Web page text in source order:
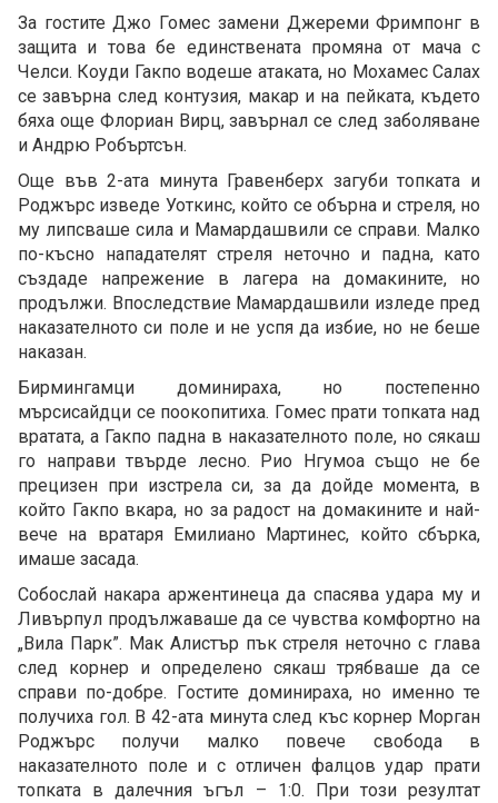
За гостите Джо Гомес замени Джереми Фримпонг в
защита и това бе единствената промяна от мача с
Челси. Коуди Гакпо водеше атаката, но Мохамес Салах
се завърна след контузия, макар и на пейката, където
бяха още Флориан Вирц, завърнал се след заболяване
и Андрю Робъртсън.
Още във 2-ата минута Гравенберх загуби топката и
Роджърс изведе Уоткинс, който се обърна и стреля, но
му липсваше сила и Мамардашвили се справи. Малко
по-късно нападателят стреля неточно и падна, като
създаде напрежение в лагера на домакините, но
продължи. Впоследствие Мамардашвили изледе пред
наказателното си поле и не успя да избие, но не беше
наказан.
Бирмингамци доминираха, но постепенно
мърсисайдци се поокопитиха. Гомес прати топката над
вратата, а Гакпо падна в наказателното поле, но сякаш
го направи твърде лесно. Рио Нгумоа също не бе
прецизен при изстрела си, за да дойде момента, в
който Гакпо вкара, но за радост на домакините и най-
вече на вратаря Емилиано Мартинес, който сбърка,
имаше засада.
Собослай накара аржентинеца да спасява удара му и
Ливърпул продължаваше да се чувства комфортно на
„Вила Парк”. Мак Алистър пък стреля неточно с глава
след корнер и определено сякаш трябваше да се
справи по-добре. Гостите доминираха, но именно те
получиха гол. В 42-ата минута след къс корнер Морган
Роджърс получи малко повече свобода в
наказателното поле и с отличен фалцов удар прати
топката в далечния ъгъл – 1:0. При този резултат